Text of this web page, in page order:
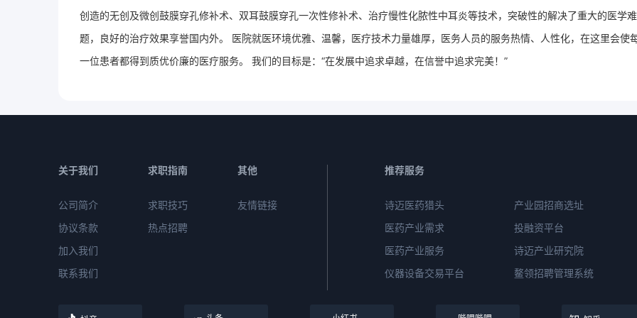
创造的无创及微创鼓膜穿孔修补术、双耳鼓膜穿孔一次性修补术、治疗慢性化脓性中耳炎等技术，突破性的解决了重大的医学难
题，良好的治疗效果享誉国内外。 医院就医环境优雅、温馨，医疗技术力量雄厚，医务人员的服务热情、人性化，在这里会使
一位患者都得到质优价廉的医疗服务。 我们的目标是：“在发展中追求卓越，在信誉中追求完美！”
关于我们
公司简介
协议条款
加入我们
联系我们
求职指南
求职技巧
热点招聘
其他
友情链接
推荐服务
诗迈医药猎头
医药产业需求
医药产业服务
仪器设备交易平台
产业园招商选址
投融资平台
诗迈产业研究院
鳌领招聘管理系统